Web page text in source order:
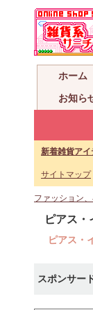
ホーム
お知ら
新着雑貨アイ
サイトマップ
ファッション
ピアス・
ピアス・
スポンサー